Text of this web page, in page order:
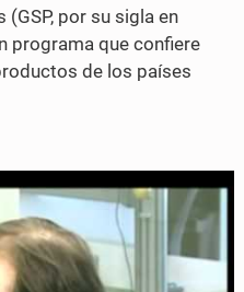
por su sigla en
programa que confiere
de los países